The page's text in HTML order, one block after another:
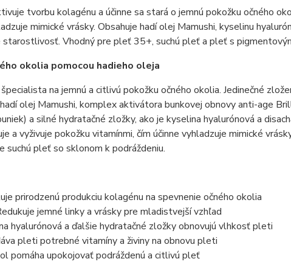
tvorbu kolagénu a účinne sa stará o jemnú pokožku očného
mimické vrásky. Obsahuje hadí olej Mamushi, kyselinu
Vhodný pre pleť 35+, suchú pleť a pleť s
okolia pomocou hadieho oleja
na jemnú a citlivú pokožku očného okolia. Jedinečné
olej Mamushi, komplex aktivátora bunkovej obnovy anti-age
a silné hydratačné zložky, ako je kyselina hyalurónová a
a vyživuje pokožku vitamínmi, čím účinne vyhladzuje mimické
pleť so sklonom k podráždeniu.
prirodzenú produkciu kolagénu na spevnenie očného okolia
jemné linky a vrásky pre mladistvejší vzhľad
hyalurónová a ďalšie hydratačné zložky obnovujú vlhkosť pleti
pleti potrebné vitamíny a živiny na obnovu pleti
pomáha upokojovať podráždenú a citlivú pleť